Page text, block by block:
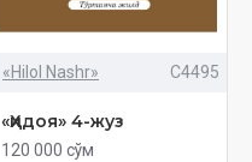
«Hilol Nashr» C4495
«Ҳидоя» 4-жуз
120 000 сўм